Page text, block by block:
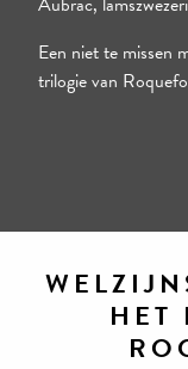
Een niet te missen
trilogie van
HET